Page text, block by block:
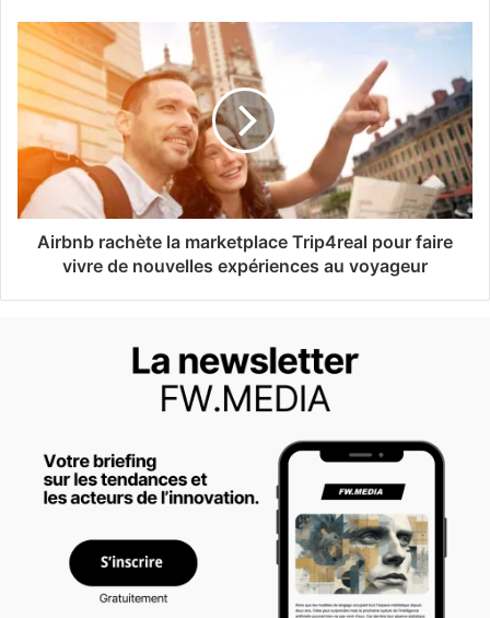
Airbnb rachète la marketplace Trip4real pour faire
vivre de nouvelles expériences au voyageur